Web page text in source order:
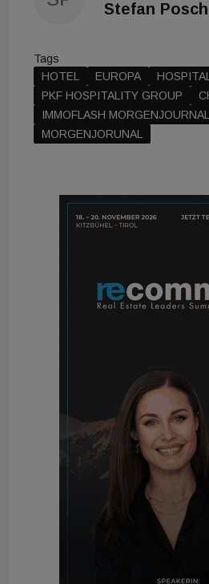
Stefan Posch
Tags
HOTEL
EUROPA
PKF HOSPITALITY GROUP
IMMOFLASH MORGENJOURNAL
MORGENJORUNAL